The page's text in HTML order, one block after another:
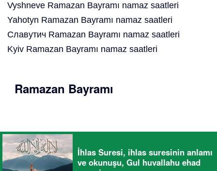
Vyshneve Ramazan Bayramı namaz saatleri
Yahotyn Ramazan Bayramı namaz saatleri
Славутич Ramazan Bayramı namaz saatleri
Kyiv Ramazan Bayramı namaz saatleri
Ramazan Bayramı
İhlas Suresi, ihlas suresinin anlamı
ve okunuşu, Gul huvallahu ehad